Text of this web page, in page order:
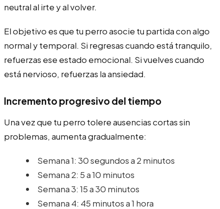
neutral al irte y al volver.
El objetivo es que tu perro asocie tu partida con algo
normal y temporal. Si regresas cuando está tranquilo,
refuerzas ese estado emocional. Si vuelves cuando
está nervioso, refuerzas la ansiedad.
Incremento progresivo del tiempo
Una vez que tu perro tolere ausencias cortas sin
problemas, aumenta gradualmente:
Semana 1: 30 segundos a 2 minutos
Semana 2: 5 a 10 minutos
Semana 3: 15 a 30 minutos
Semana 4: 45 minutos a 1 hora